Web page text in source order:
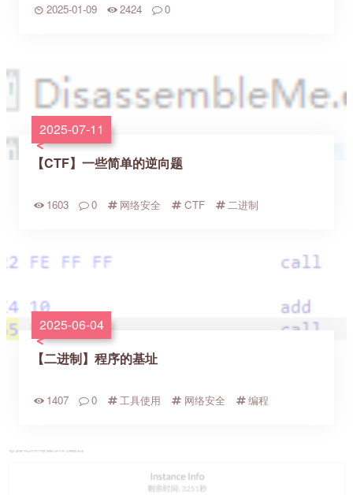
2025-01-09 2424 0
2025-07-11
【CTF】一些简单的逆向题
1603 0 网络安全 CTF 二进制
2025-06-04
【二进制】程序的基址
1407 0 工具使用 网络安全 编程